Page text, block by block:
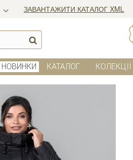
ЗАВАНТАЖИТИ КАТАЛОГ XML
НОВИНКИ КАТАЛОГ КОЛЕКЦІЇ